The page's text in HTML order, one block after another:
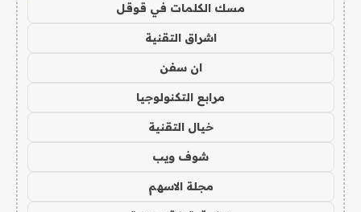
مسك الكلمات في قوقل
اشراق التقنية
ان سفن
مرابع التكنولوجيا
خيال التقنية
شوف ويب
مجلة الاسهم